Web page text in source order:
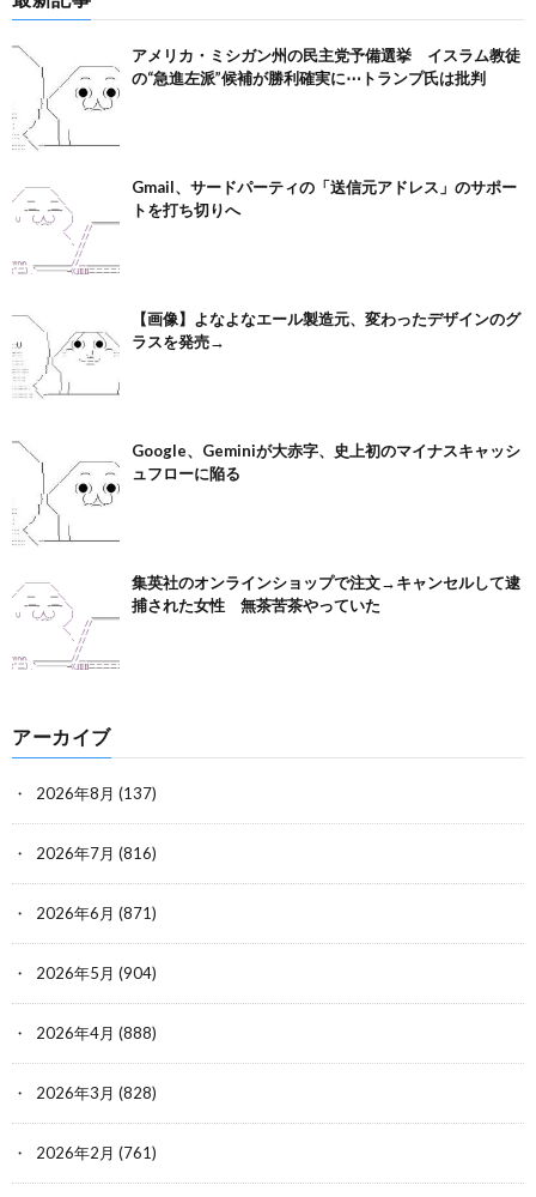
アメリカ・ミシガン州の民主党予備選挙 イスラム教徒
の“急進左派”候補が勝利確実に⋯トランプ氏は批判
Gmail、サードパーティの「送信元アドレス」のサポー
トを打ち切りへ
【画像】よなよなエール製造元、変わったデザインのグ
ラスを発売→
Google、Geminiが大赤字、史上初のマイナスキャッシ
ュフローに陥る
集英社のオンラインショップで注文→キャンセルして逮
捕された女性 無茶苦茶やっていた
アーカイブ
2026年8月 (137)
2026年7月 (816)
2026年6月 (871)
2026年5月 (904)
2026年4月 (888)
2026年3月 (828)
2026年2月 (761)